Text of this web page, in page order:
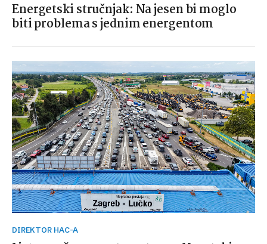
Energetski stručnjak: Na jesen bi moglo
biti problema s jednim energentom
DIREKTOR HAC-A